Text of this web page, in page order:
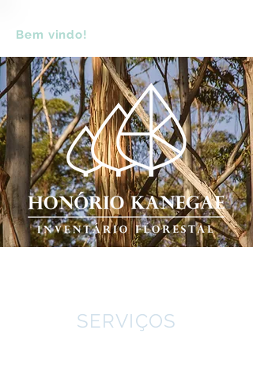
Bem vindo!
SERVIÇOS